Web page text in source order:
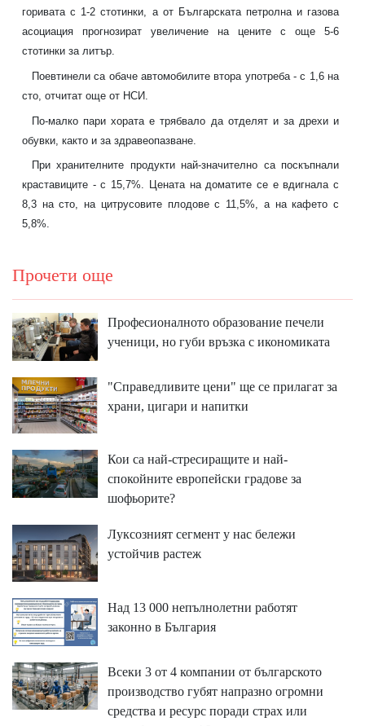
горивата с 1-2 стотинки, а от Българската петролна и газова
асоциация прогнозират увеличение на цените с още 5-6
стотинки за литър.
Поевтинели са обаче автомобилите втора употреба - с 1,6 на
сто, отчитат още от НСИ.
По-малко пари хората е трябвало да отделят и за дрехи и
обувки, както и за здравеопазване.
При хранителните продукти най-значително са поскъпнали
краставиците - с 15,7%. Цената на доматите се е вдигнала с
8,3 на сто, на цитрусовите плодове с 11,5%, а на кафето с
5,8%.
Прочети още
Професионалното образование печели
ученици, но губи връзка с икономиката
"Справедливите цени" ще се прилагат за
храни, цигари и напитки
Кои са най-стресиращите и най-
спокойните европейски градове за
шофьорите?
Луксозният сегмент у нас бележи
устойчив растеж
Над 13 000 непълнолетни работят
законно в България
Всеки 3 от 4 компании от българското
производство губят напразно огромни
средства и ресурс поради страх или